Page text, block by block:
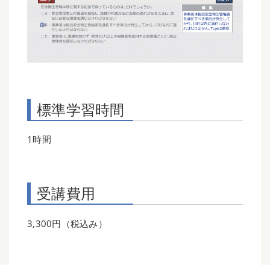
標準学習時間
1時間
受講費用
3,300円（税込み）